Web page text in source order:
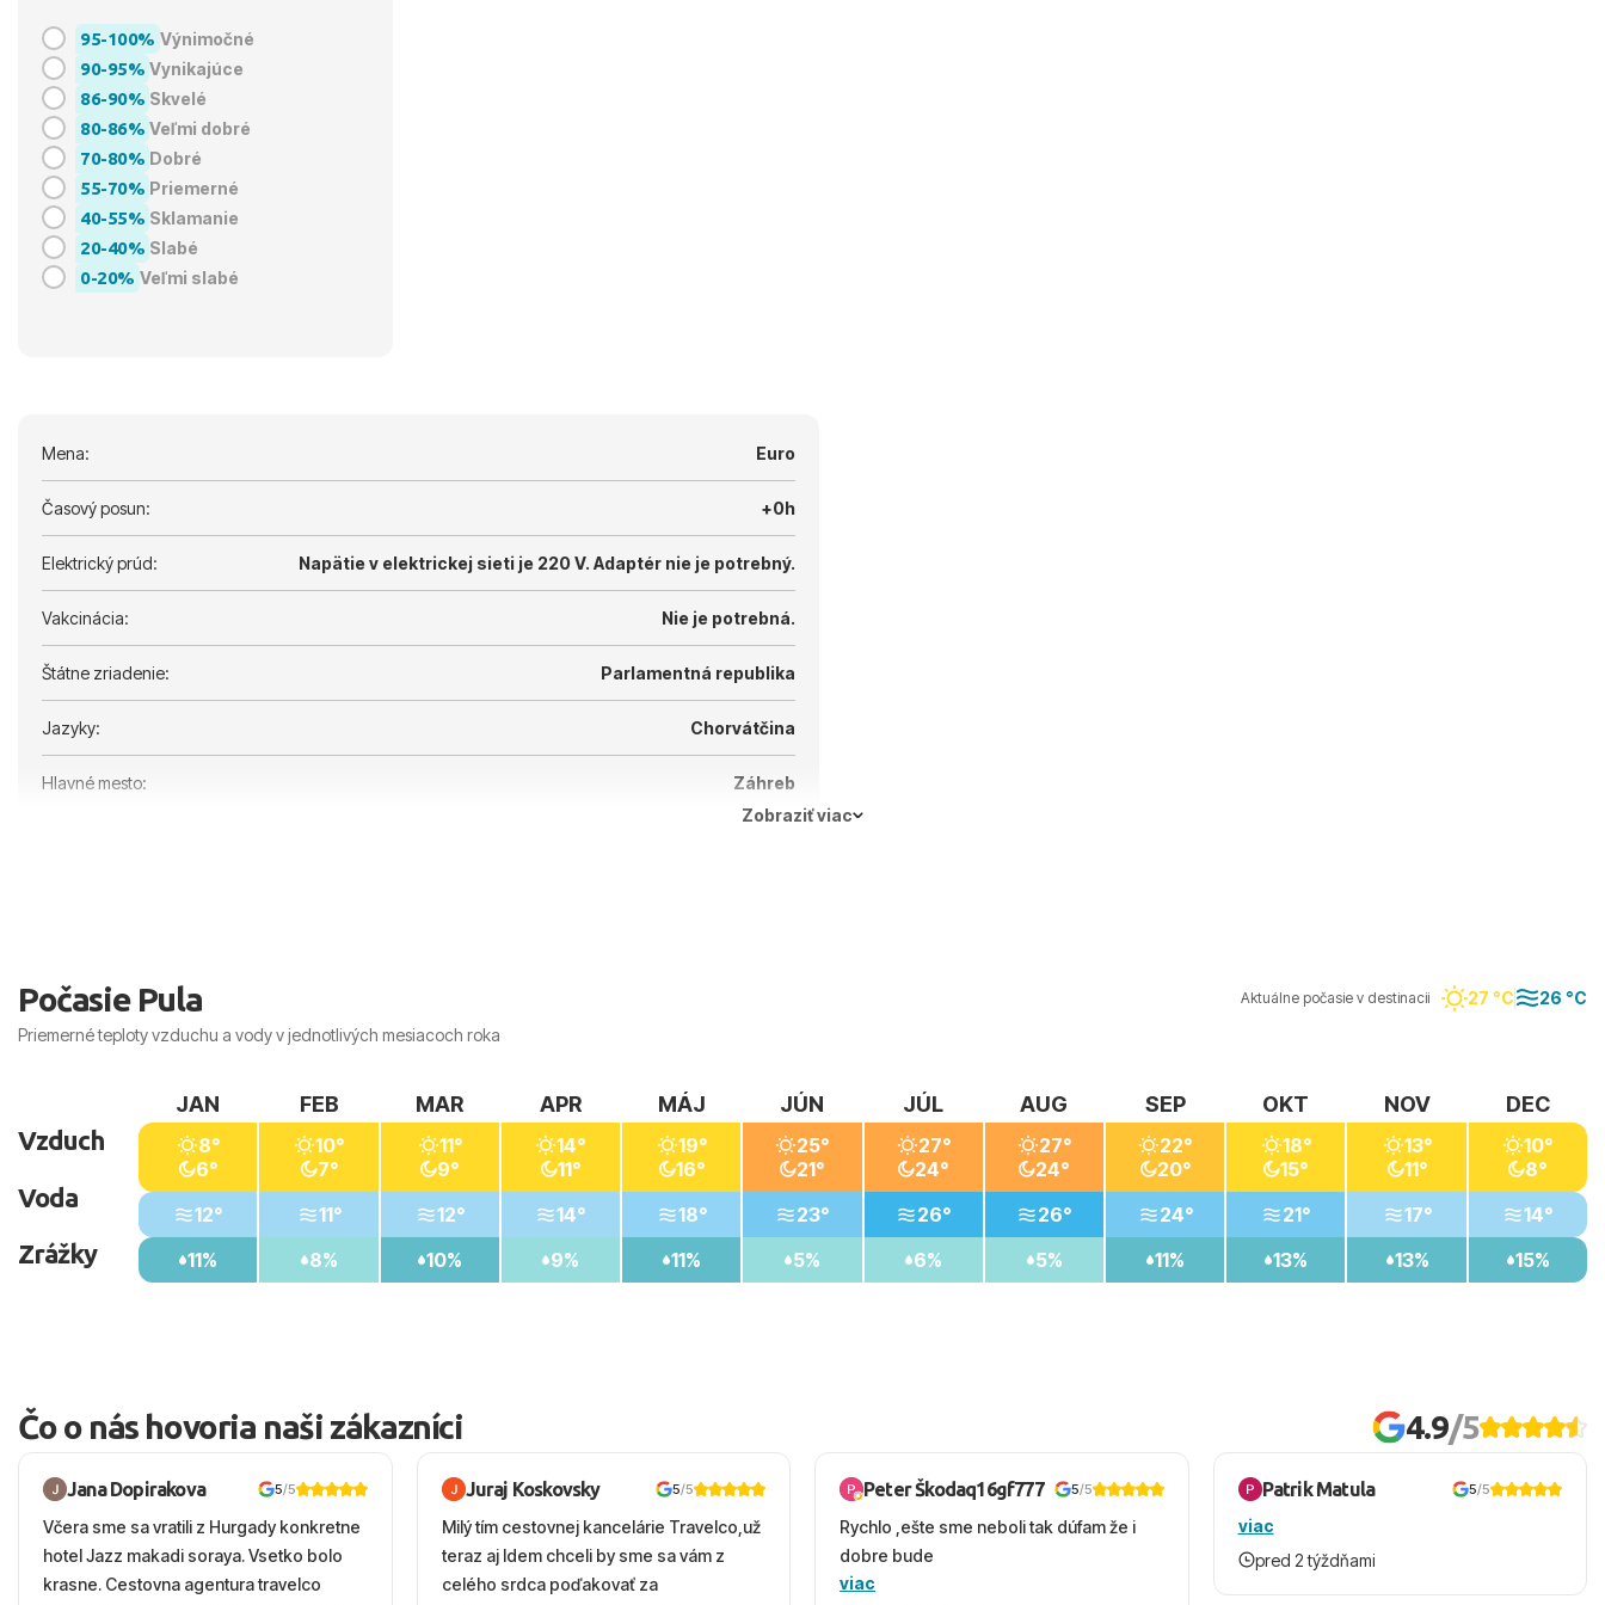
95-100% Výnimočné
90-95% Vynikajúce
86-90% Skvelé
80-86% Veľmi dobré
70-80% Dobré
55-70% Priemerné
40-55% Sklamanie
20-40% Slabé
0-20% Veľmi slabé
Mena: Euro
Časový posun: +0h
Elektrický prúd: Napätie v elektrickej sieti je 220 V. Adaptér nie je potrebný.
Vakcinácia: Nie je potrebná.
Štátne zriadenie: Parlamentná republika
Jazyky: Chorvátčina
Hlavné mesto:
Záhreb
Zobraziť viac
Počasie Pula
Priemerné teploty vzduchu a vody v jednotlivých mesiacoch roka
Aktuálne počasie v destinacii 27 °C 26 °C
Vzduch
Voda
Zrážky
JAN
8°
6°
12°
11%
FEB
10°
7°
11°
8%
MAR
11°
9°
12°
10%
APR
14°
11°
14°
9%
MÁJ
19°
16°
18°
11%
JÚN
25°
21°
23°
5%
JÚL
27°
24°
26°
6%
AUG
27°
24°
26°
5%
SEP
22°
20°
24°
11%
OKT
18°
15°
21°
13%
NOV
13°
11°
17°
13%
DEC
10°
8°
14°
15%
Čo o nás hovoria naši zákazníci 4.9/5
Jana Dopirakova 5/5
Včera sme sa vratili z Hurgady konkretne
hotel Jazz makadi soraya. Vsetko bolo
krasne. Cestovna agentura travelco
Juraj Koskovsky 5/5
Milý tím cestovnej kancelárie Travelco,už
teraz aj Idem chceli by sme sa vám z
celého srdca poďakovať za
Peter Škodaq16gf777 5/5
Rychlo ,ešte sme neboli tak dúfam že i
dobre bude
viac
Patrik Matula 5/5
viac
pred 2 týždňami